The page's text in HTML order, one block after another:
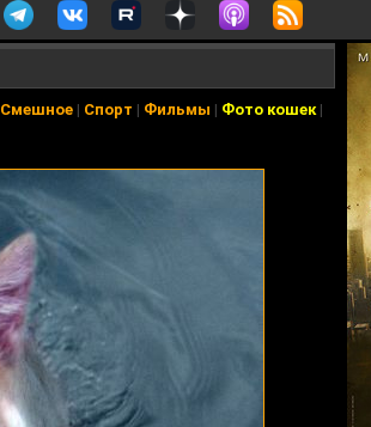
Смешное| Спорт | Фильмы | Фото кошек|